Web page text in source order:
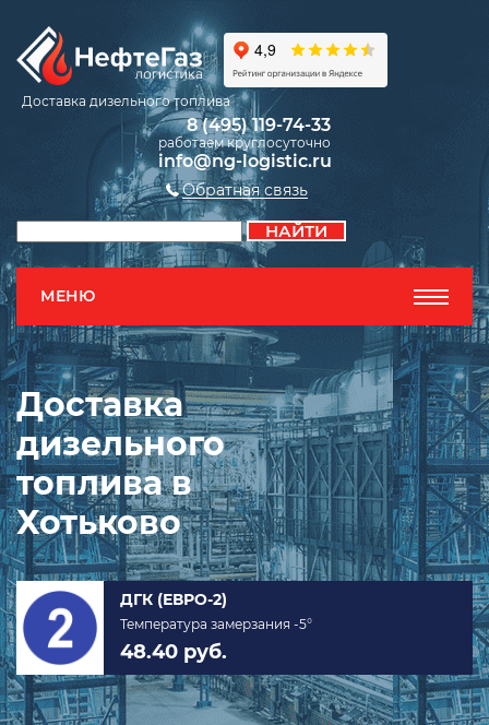
Доставка дизельного топлива
8 (495) 119-74-33
работаем круглосуточно
info@ng-logistic.ru
Обратная связь
МЕНЮ
Доставка
дизельного
топлива в
Хотьково
ДГК (ЕВРО-2)
Температура замерзания -5°
48.40 руб.